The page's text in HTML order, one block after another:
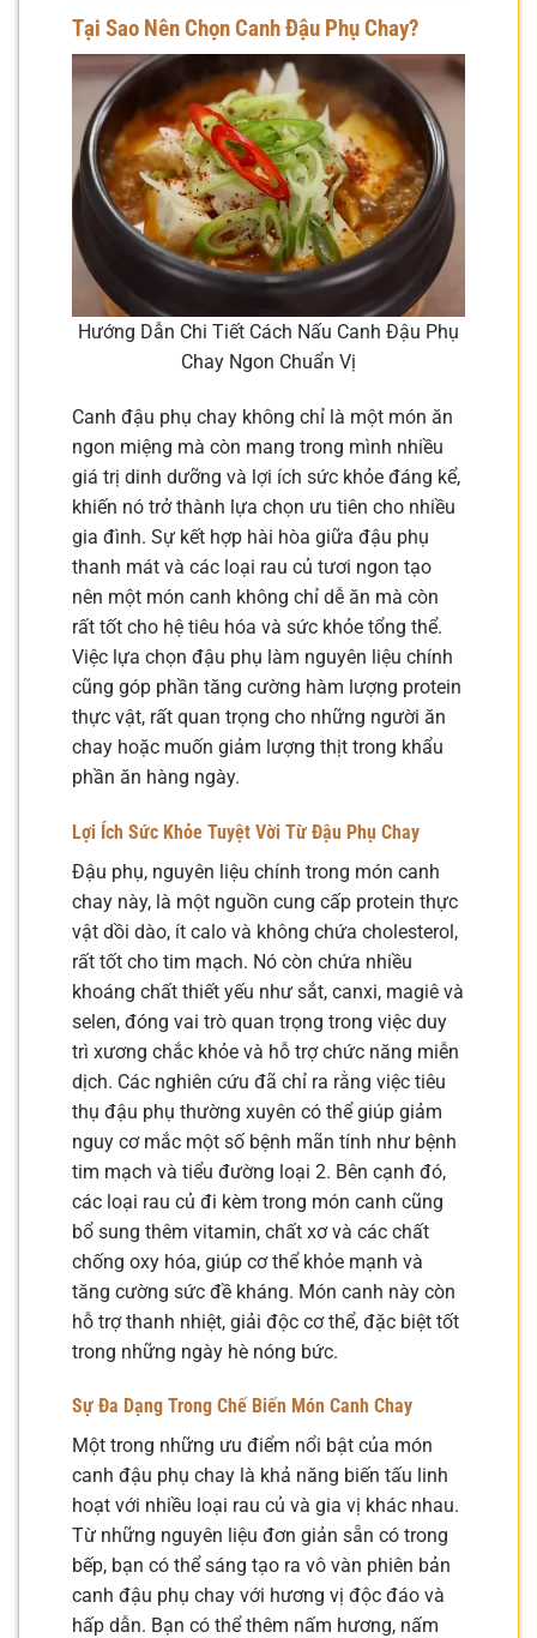
Tại Sao Nên Chọn Canh Đậu Phụ Chay?
Hướng Dẫn Chi Tiết Cách Nấu Canh Đậu Phụ
Chay Ngon Chuẩn Vị
Canh đậu phụ chay không chỉ là một món ăn
ngon miệng mà còn mang trong mình nhiều
giá trị dinh dưỡng và lợi ích sức khỏe đáng kể,
khiến nó trở thành lựa chọn ưu tiên cho nhiều
gia đình. Sự kết hợp hài hòa giữa đậu phụ
thanh mát và các loại rau củ tươi ngon tạo
nên một món canh không chỉ dễ ăn mà còn
rất tốt cho hệ tiêu hóa và sức khỏe tổng thể.
Việc lựa chọn đậu phụ làm nguyên liệu chính
cũng góp phần tăng cường hàm lượng protein
thực vật, rất quan trọng cho những người ăn
chay hoặc muốn giảm lượng thịt trong khẩu
phần ăn hàng ngày.
Lợi Ích Sức Khỏe Tuyệt Vời Từ Đậu Phụ Chay
Đậu phụ, nguyên liệu chính trong món canh
chay này, là một nguồn cung cấp protein thực
vật dồi dào, ít calo và không chứa cholesterol,
rất tốt cho tim mạch. Nó còn chứa nhiều
khoáng chất thiết yếu như sắt, canxi, magiê và
selen, đóng vai trò quan trọng trong việc duy
trì xương chắc khỏe và hỗ trợ chức năng miễn
dịch. Các nghiên cứu đã chỉ ra rằng việc tiêu
thụ đậu phụ thường xuyên có thể giúp giảm
nguy cơ mắc một số bệnh mãn tính như bệnh
tim mạch và tiểu đường loại 2. Bên cạnh đó,
các loại rau củ đi kèm trong món canh cũng
bổ sung thêm vitamin, chất xơ và các chất
chống oxy hóa, giúp cơ thể khỏe mạnh và
tăng cường sức đề kháng. Món canh này còn
hỗ trợ thanh nhiệt, giải độc cơ thể, đặc biệt tốt
trong những ngày hè nóng bức.
Sự Đa Dạng Trong Chế Biến Món Canh Chay
Một trong những ưu điểm nổi bật của món
canh đậu phụ chay là khả năng biến tấu linh
hoạt với nhiều loại rau củ và gia vị khác nhau.
Từ những nguyên liệu đơn giản sẵn có trong
bếp, bạn có thể sáng tạo ra vô vàn phiên bản
canh đậu phụ chay với hương vị độc đáo và
hấp dẫn. Bạn có thể thêm nấm hương, nấm